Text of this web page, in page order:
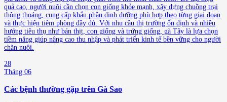
quả cao, người nuôi cần chọn con giống khỏe mạnh, xây dựng chuồng trại
thông thoáng, cung cấp khẩu phần dinh dưỡng phù hợp theo từng giai đoạn
và thực hiện tiêm phòng đầy đủ. Với nhu cầu thị trường ổn định và nhiều
hướng tiêu thụ như bán thịt, con giống và trứng giống, gà Tây là lựa chọn
tiềm năng giúp nâng cao thu nhập và phát triển kinh tế bền vững cho người
chăn nuôi.
28
Tháng 06
Các bệnh thường gặp trên Gà Sao